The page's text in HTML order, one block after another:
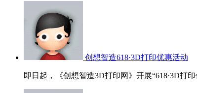
创想智造618·3D打印优惠活动
即日起，《创想智造3D打印网》开展“618·3D打